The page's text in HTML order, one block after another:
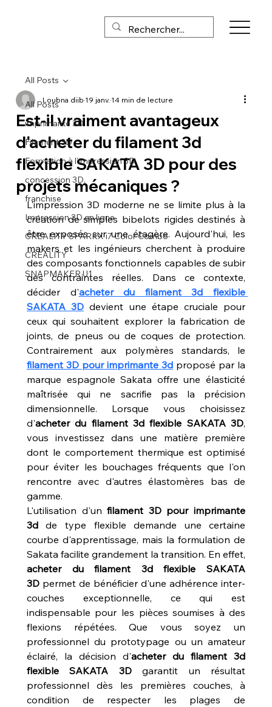
All Posts
imprimante 3D
Filament 3D
Formation à l'impression 3D
concession 3D,
franchise
Impression 3D en ligne
CREALITY SPARKX i7 Color Combo
CREALITY
SNAPMAKER U1
All Posts
Est-il vraiment avantageux
d'acheter du filament 3d
flexible SAKATA 3D pour des
projets mécaniques ?
Loubna diib19 janv. 14 min de lecture
L'impression 3D moderne ne se limite plus à la
création de simples bibelots rigides destinés à
être exposés sur une étagère. Aujourd'hui, les
makers et les ingénieurs cherchent à produire
des composants fonctionnels capables de subir
des contraintes réelles. Dans ce contexte,
décider d'acheter du filament 3d flexible
SAKATA 3D devient une étape cruciale pour
ceux qui souhaitent explorer la fabrication de
joints, de pneus ou de coques de protection.
filament 3D pour imprimante 3d proposé par la
marque espagnole Sakata offre une élasticité
maîtrisée qui ne sacrifie pas la précision
dimensionnelle. Lorsque vous choisissez
d'acheter du filament 3d flexible SAKATA 3D,
vous investissez dans une matière première
dont le comportement thermique est optimisé
pour éviter les bouchages fréquents que l'on
rencontre avec d'autres élastomères bas de
gamme.
L'utilisation d'un filament 3D pour imprimante
3d de type flexible demande une certaine
courbe d'apprentissage, mais la formulation de
acheter du filament 3d flexible SAKATA
3D permet de bénéficier d'une adhérence inter-
couches exceptionnelle, ce qui est
indispensable pour les pièces soumises à des
flexions répétées. Que vous soyez un
professionnel du prototypage ou un amateur
éclairé, la décision d'acheter du filament 3d
flexible SAKATA 3D garantit un résultat
professionnel dès les premières couches, à
condition de respecter les plages de